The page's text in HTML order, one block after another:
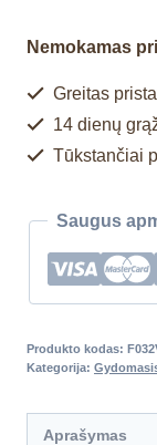
Nemokamas
Greitas
14 dienų
Tūkstančiai
Saugus
Produkto kodas:
Kategorija:
Aprašymas